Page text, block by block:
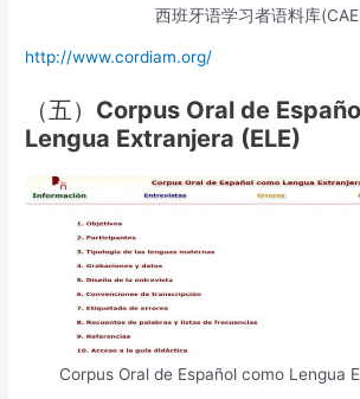
西班牙语学习者语料库
http://www.cordiam.org/
（五） Corpus Oral de
Lengua Extranjera (ELE)
Corpus Oral de Español como Lengua